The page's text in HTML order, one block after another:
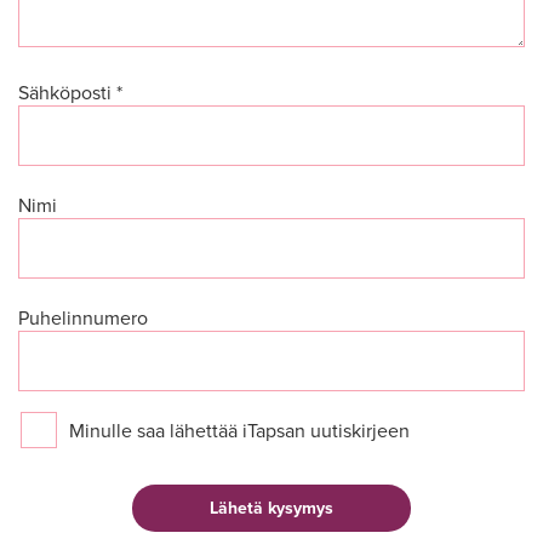
Sähköposti *
Nimi
Puhelinnumero
Minulle saa lähettää iTapsan uutiskirjeen